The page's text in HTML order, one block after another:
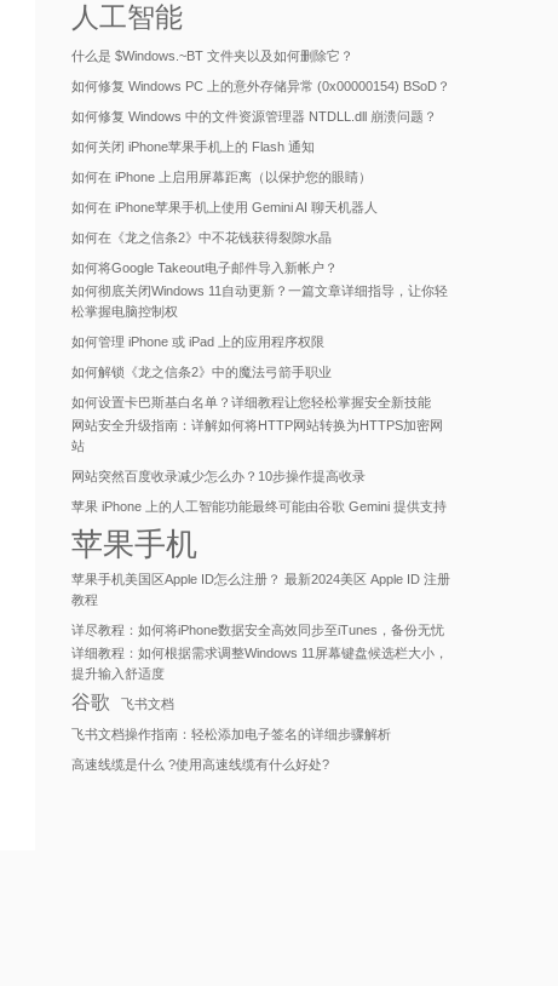
人工智能
什么是 $Windows.~BT 文件夹以及如何删除它？
如何修复 Windows PC 上的意外存储异常 (0x00000154) BSoD？
如何修复 Windows 中的文件资源管理器 NTDLL.dll 崩溃问题？
如何关闭 iPhone苹果手机上的 Flash 通知
如何在 iPhone 上启用屏幕距离（以保护您的眼睛）
如何在 iPhone苹果手机上使用 Gemini AI 聊天机器人
如何在《龙之信条2》中不花钱获得裂隙水晶
如何将Google Takeout电子邮件导入新帐户？
如何彻底关闭Windows 11自动更新？一篇文章详细指导，让你轻
松掌握电脑控制权
如何管理 iPhone 或 iPad 上的应用程序权限
如何解锁《龙之信条2》中的魔法弓箭手职业
如何设置卡巴斯基白名单？详细教程让您轻松掌握安全新技能
网站安全升级指南：详解如何将HTTP网站转换为HTTPS加密网
站
网站突然百度收录减少怎么办？10步操作提高收录
苹果 iPhone 上的人工智能功能最终可能由谷歌 Gemini 提供支持
苹果手机
苹果手机美国区Apple ID怎么注册？ 最新2024美区 Apple ID 注册
教程
详尽教程：如何将iPhone数据安全高效同步至iTunes，备份无忧
详细教程：如何根据需求调整Windows 11屏幕键盘候选栏大小，
提升输入舒适度
谷歌 飞书文档
飞书文档操作指南：轻松添加电子签名的详细步骤解析
高速线缆是什么 ?使用高速线缆有什么好处?